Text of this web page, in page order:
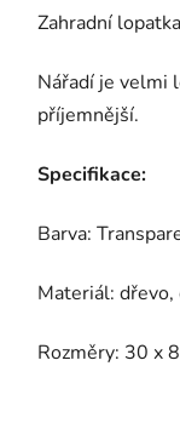
Zahradní
Nářadí je velmi
příjemnější.
Specifikace:
Barva:
Materiál: dřevo,
Rozměry: 30 x